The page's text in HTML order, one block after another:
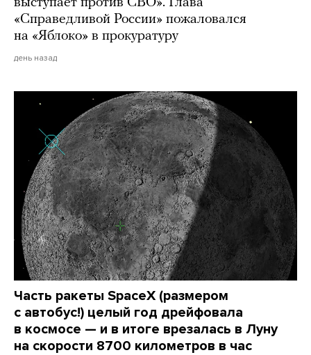
«Справедливой России» пожаловался
на «Яблоко» в прокуратуру
день назад
Часть ракеты SpaceX (размером
с автобус!) целый год дрейфовала
в космосе — и в итоге врезалась в Луну
на скорости 8700 километров в час